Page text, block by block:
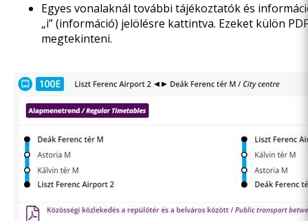
Egyes vonalaknál további tájékoztatók és
„i” (információ) jelölésre kattintva. Ezeket külön
megtekinteni.